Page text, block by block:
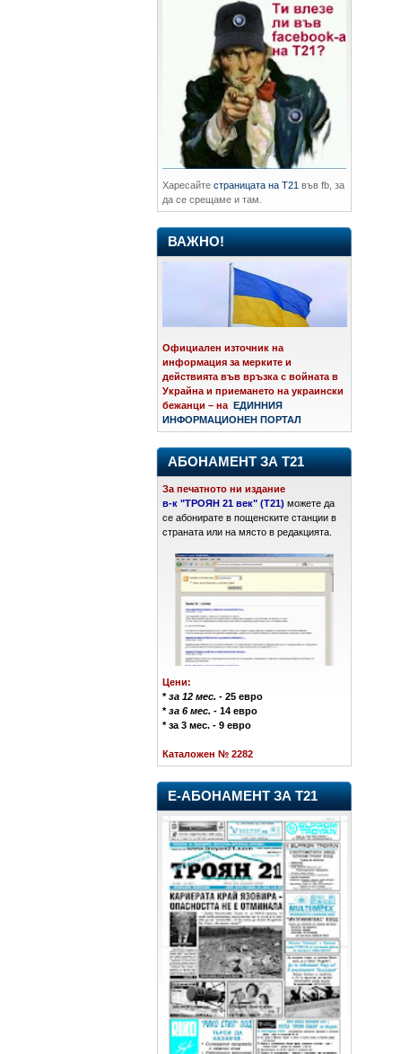
Харесайте страницата на Т21 във fb, за
да се срещаме и там.
ВАЖНО!
Официален източник на
информация за мерките и
действията във връзка с войната в
Украйна и приемането на украински
бежанци – на ЕДИННИЯ
ИНФОРМАЦИОНЕН ПОРТАЛ
АБОНАМЕНТ ЗА Т21
За печатното ни издание
в-к "ТРОЯН 21 век" (Т21) можете да
се абонирате в пощенските станции в
страната или на място в редакцията.
Цени:
*за 12 мес. - 25 евро
*за 6 мес. - 14 евро
* за 3 мес. - 9 евро
Каталожен № 2282
Е-АБОНАМЕНТ ЗА Т21